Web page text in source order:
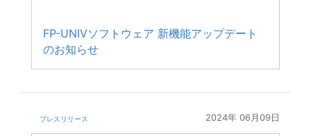
FP-UNIVソフトウェア 新機能アップデート
のお知らせ
プレスリリース 2024年 06月09日